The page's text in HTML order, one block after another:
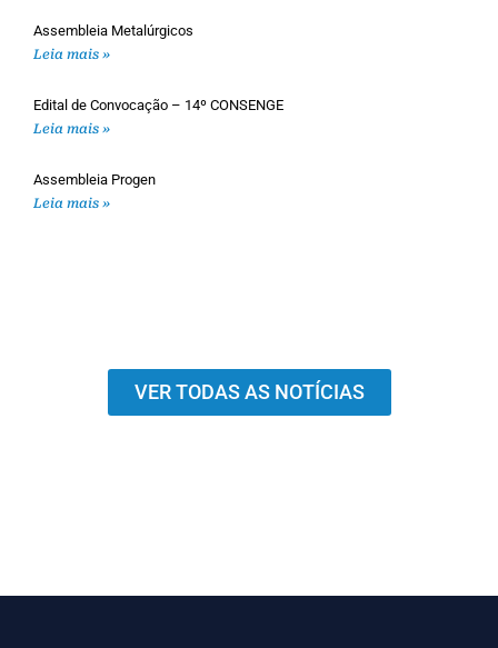
Assembleia Metalúrgicos
Leia mais »
Edital de Convocação – 14º CONSENGE
Leia mais »
Assembleia Progen
Leia mais »
VER TODAS AS NOTÍCIAS